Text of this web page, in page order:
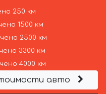
250 км
1500 км
2500 км
3300 км
4000 км
авто